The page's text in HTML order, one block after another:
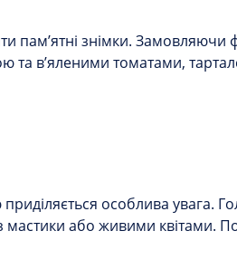
пам’ятні знімки. Замовляючи
та в’яленими томатами,
особлива увага.
або живими квітами.